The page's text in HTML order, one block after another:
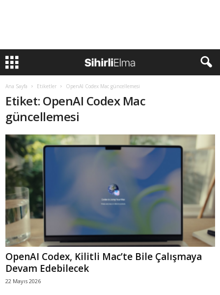
Ana Sayfa Etiketler OpenAI Codex Mac güncellemesi
Etiket: OpenAI Codex Mac
güncellemesi
OpenAI Codex, Kilitli Mac’te Bile Çalışmaya
Devam Edebilecek
22 Mayıs 2026